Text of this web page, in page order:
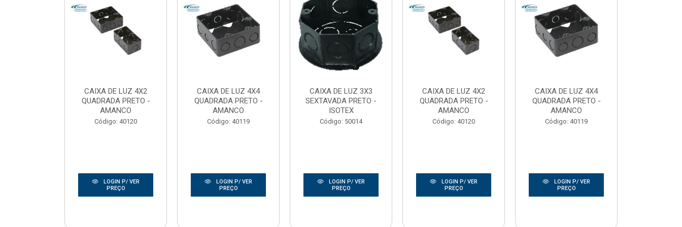
CAIXA DE LUZ 4X2
QUADRADA PRETO -
AMANCO
Código: 40120
LOGIN P/ VER
PREÇO
CAIXA DE LUZ 4X4
QUADRADA PRETO -
AMANCO
Código: 40119
LOGIN P/ VER
PREÇO
CAIXA DE LUZ 3X3
SEXTAVADA PRETO -
ISOTEX
Código: 50014
LOGIN P/ VER
PREÇO
CAIXA DE LUZ 4X2
QUADRADA PRETO -
AMANCO
Código: 40120
LOGIN P/ VER
PREÇO
CAIXA DE LUZ 4X4
QUADRADA PRETO -
AMANCO
Código: 40119
LOGIN P/ VER
PREÇO